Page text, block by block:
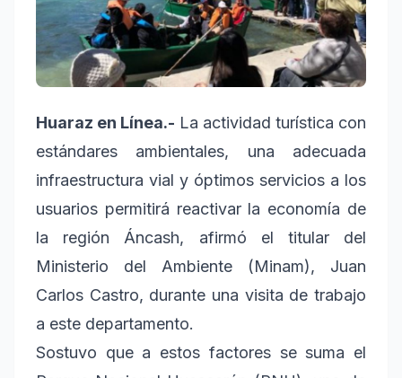
Huaraz en Línea.- La actividad turística con
estándares ambientales, una adecuada
infraestructura vial y óptimos servicios a los
usuarios permitirá reactivar la economía de
la región Áncash, afirmó el titular del
Ministerio del Ambiente (Minam), Juan
Carlos Castro, durante una visita de trabajo
a este departamento.
Sostuvo que a estos factores se suma el